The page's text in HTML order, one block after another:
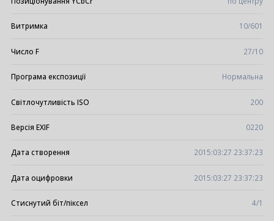
Витримка 10/601
Число F 27/10
Програма експозиції Нормальна
Світлочутливість ISO 200
Версія EXIF 0220
Дата створення 2015:03:27 23:37:23
Дата оцифровки 2015:03:27 23:37:23
Стиснутий біт/піксел 4/1